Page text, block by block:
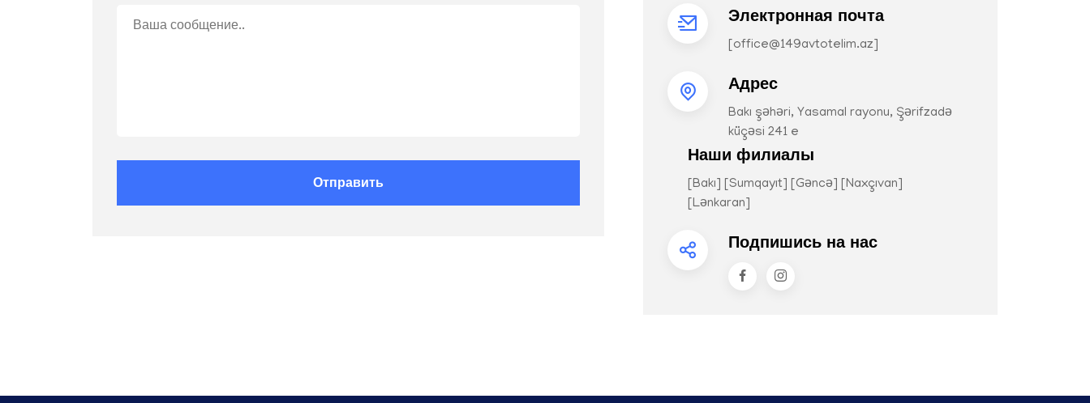
Отправить
Электронная почта
[office@149avtotelim.az]
Адрес
Bakı şəhəri, Yasamal rayonu, Şərifzadə
küçəsi 241 e
Наши филиалы
[Bakı] [Sumqayıt] [Gəncə] [Naxçıvan]
[Lənkaran]
Подпишись на нас